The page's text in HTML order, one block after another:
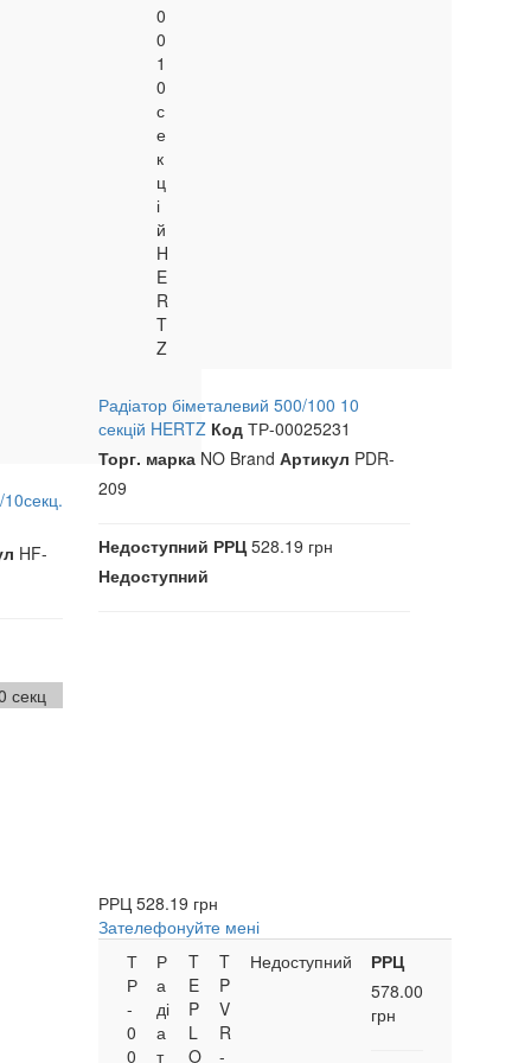
HF-
секц
0
0
1
0
с
е
к
ц
і
й
H
E
R
T
Z
Радіатор біметалевий 500/100 10
секцій HERTZ Код ТР-00025231
Торг. марка NO BrandАртикул PDR-
209
Недоступний РРЦ528.19 грн
Недоступний
РРЦ 528.19 грн
Зателефонуйте мені
Т
Р
-
0
0
Р
а
ді
а
т
T
E
P
L
O
T
P
V
R
-
Недоступний
РРЦ
578.00
грн